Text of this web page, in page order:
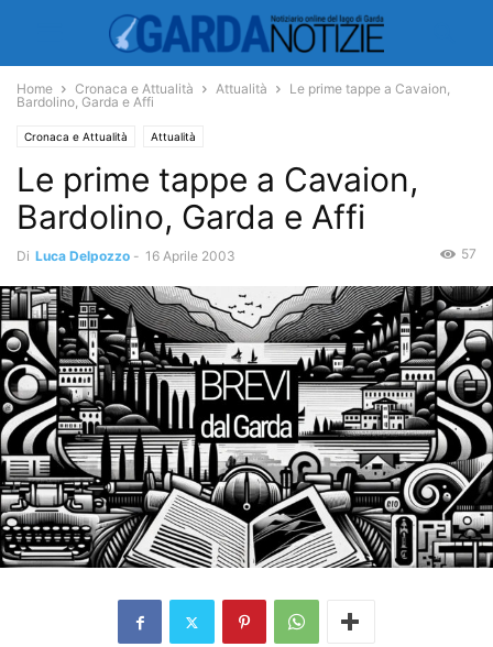
Home Cronaca e Attualità Attualità
Le prime tappe a Cavaion,
Bardolino, Garda e Affi
Cronaca e Attualità Attualità
Le prime tappe a Cavaion,
Bardolino, Garda e Affi
Di Luca Delpozzo - 16 Aprile 2003 57